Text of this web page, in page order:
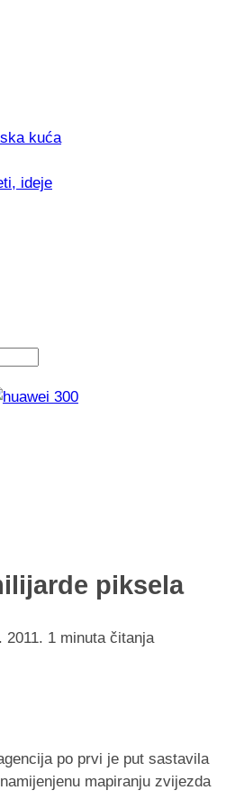
Thermostar
Einhell Professional CP-
kuća
ideje
piksela
2011. 1 minuta čitanja